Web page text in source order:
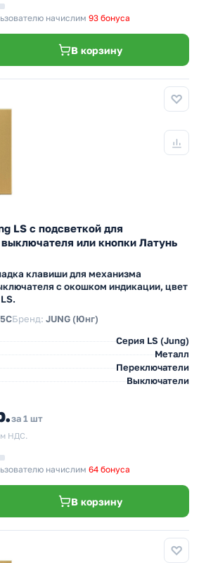
начислим 93 бонуса
В корзину
LS с подсветкой для
или кнопки Латунь
клавиши для механизма
с окошком индикации, цвет
Бренд: JUNG (Юнг)
Серия LS (Jung)
Металл
Переключатели
Выключатели
за 1 шт
НДС.
начислим 64 бонуса
В корзину